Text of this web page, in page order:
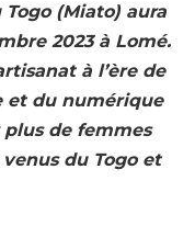
(Miato) aura
2023 à Lomé.
à l’ère de
et du numérique
plus de femmes
du Togo et